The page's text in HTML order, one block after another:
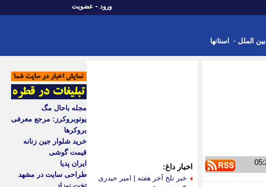
ورود - عضویت
بین الملل - استانها
اخبار داغ:
خبر تلخ آخر هفته | امیر حیدری
مجله باحال مگ
یوتوبروکرز: مرجع معرفی
بروکرها
خرید شلوار جین زنانه
قیمت گوشی
ایران پدیا
طراحی سایت در مشهد